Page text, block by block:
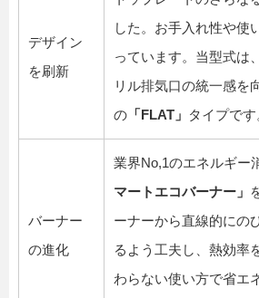
デザイン
を刷新
した。お手入れ性や使
っています。当型式は
リル排気口の統一感を
の 「FLAT」 タイプです
バーナー
の進化
業界No,1のエネルギー
マートエコバーナー」
ーナーから直線的にの
るよう工夫し、熱効率
わらない使い方で省エ